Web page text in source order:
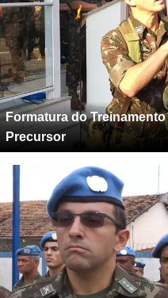
Formatura do
Precursor